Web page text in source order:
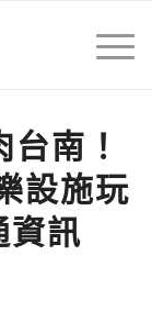
台南！
設施玩
資訊